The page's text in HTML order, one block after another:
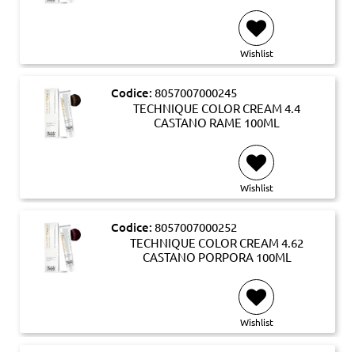
Wishlist
Codice: 8057007000245
TECHNIQUE COLOR CREAM 4.4
CASTANO RAME 100ML
Wishlist
Codice: 8057007000252
TECHNIQUE COLOR CREAM 4.62
CASTANO PORPORA 100ML
Wishlist